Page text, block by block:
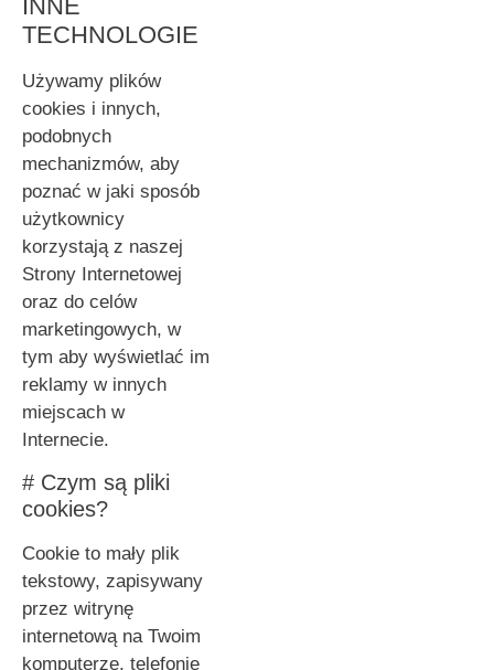
INNE
TECHNOLOGIE
Używamy plików
cookies i innych,
podobnych
mechanizmów, aby
poznać w jaki sposób
użytkownicy
korzystają z naszej
Strony Internetowej
oraz do celów
marketingowych, w
tym aby wyświetlać im
reklamy w innych
miejscach w
Internecie.
# Czym są pliki
cookies?
Cookie to mały plik
tekstowy, zapisywany
przez witrynę
internetową na Twoim
komputerze, telefonie